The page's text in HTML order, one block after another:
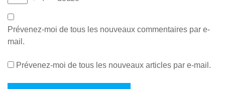
Prévenez-moi de tous les nouveaux commentaires par e-
mail.
Prévenez-moi de tous les nouveaux articles par e-mail.